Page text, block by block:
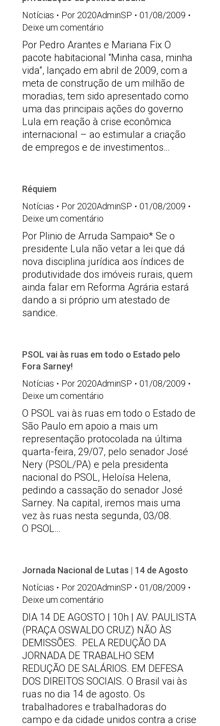
Notícias
Por 2020AdminSP
01/08/2009
Deixe um comentário
Por Pedro Arantes e Mariana Fix O
pacote habitacional “Minha casa, minha
vida”, lançado em abril de 2009, com a
meta de construção de um milhão de
moradias, tem sido apresentado como
uma das principais ações do governo
Lula em reação à crise econômica
internacional – ao estimular a criação
de empregos e de investimentos…
Réquiem
Notícias
Por 2020AdminSP
01/08/2009
Deixe um comentário
Por Plinio de Arruda Sampaio* Se o
presidente Lula não vetar a lei que dá
nova disciplina jurídica aos índices de
produtividade dos imóveis rurais, quem
ainda falar em Reforma Agrária estará
dando a si próprio um atestado de
sandice.
PSOL vai às ruas em todo o Estado pelo
Fora Sarney!
Notícias
Por 2020AdminSP
01/08/2009
Deixe um comentário
O PSOL vai às ruas em todo o Estado de
São Paulo em apoio a mais um
representação protocolada na última
quarta-feira, 29/07, pelo senador José
Nery (PSOL/PA) e pela presidenta
nacional do PSOL, Heloísa Helena,
pedindo a cassação do senador José
Sarney. Na capital, iremos mais uma
vez às ruas nesta segunda, 03/08.
O PSOL…
Jornada Nacional de Lutas | 14 de Agosto
Notícias
Por 2020AdminSP
01/08/2009
Deixe um comentário
DIA 14 DE AGOSTO | 10h | AV. PAULISTA
(PRAÇA OSWALDO CRUZ) NÃO ÀS
DEMISSÕES. PELA REDUÇÃO DA
JORNADA DE TRABALHO SEM
REDUÇÃO DE SALÁRIOS. EM DEFESA
DOS DIREITOS SOCIAIS. O Brasil vai às
ruas no dia 14 de agosto. Os
trabalhadores e trabalhadoras do
campo e da cidade unidos contra a crise